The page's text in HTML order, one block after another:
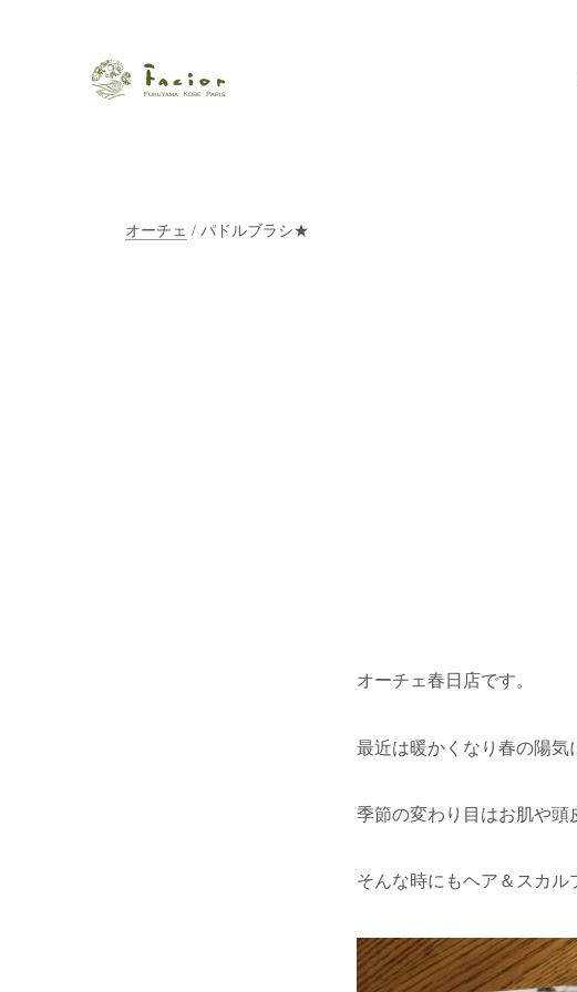
【福山・神戸・Paris】オーガニ
瀬戸内から世界に展開するエステサロン「ファシオール」。福山市に3店
ポジティブライフを応援します。オーガニックコスメ・商品にこだわり
オーチェ / パドルブラシ★
オーチェ春日店です。
最近は暖かくなり春の陽気
季節の変わり目はお肌や頭
そんな時にもヘア＆スカ